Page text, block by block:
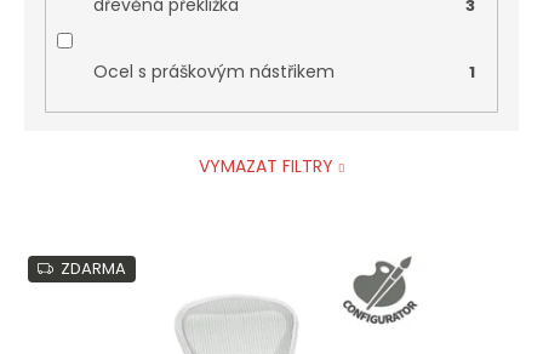
dřevěná překližka 3
Ocel s práškovým nástřikem 1
VYMAZAT FILTRY
V
ý ZDARMA